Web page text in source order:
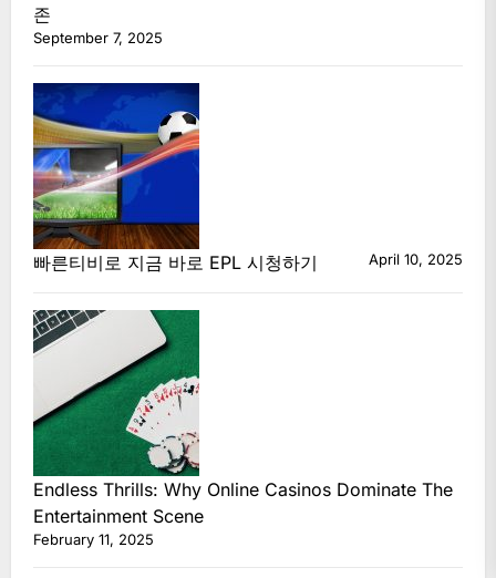
존
September 7, 2025
빠른티비로 지금 바로 EPL 시청하기 April 10, 2025
Endless Thrills: Why Online Casinos Dominate The
Entertainment Scene
February 11, 2025